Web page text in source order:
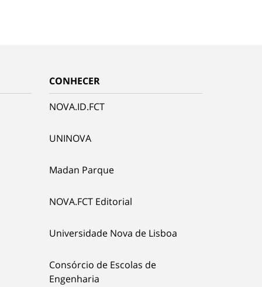
CONHECER
NOVA.ID.FCT
UNINOVA
Madan Parque
NOVA.FCT Editorial
Universidade Nova de Lisboa
Consórcio de Escolas de
Engenharia